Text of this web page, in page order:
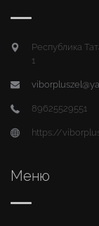
Республика
1
89625529551
https://
Меню